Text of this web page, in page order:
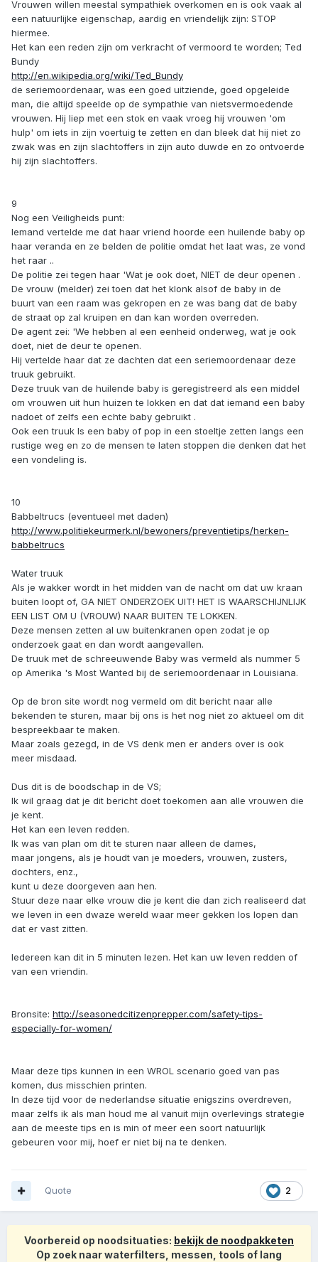
Vrouwen willen meestal sympathiek overkomen en is ook vaak al
een natuurlijke eigenschap, aardig en vriendelijk zijn: STOP
hiermee.
Het kan een reden zijn om verkracht of vermoord te worden; Ted
Bundy
http://en.wikipedia.org/wiki/Ted_Bundy
de seriemoordenaar, was een goed uitziende, goed opgeleide
man, die altijd speelde op de sympathie van nietsvermoedende
vrouwen. Hij liep met een stok en vaak vroeg hij vrouwen 'om
hulp' om iets in zijn voertuig te zetten en dan bleek dat hij niet zo
zwak was en zijn slachtoffers in zijn auto duwde en zo ontvoerde
hij zijn slachtoffers.
9
Nog een Veiligheids punt:
Iemand vertelde me dat haar vriend hoorde een huilende baby op
haar veranda en ze belden de politie omdat het laat was, ze vond
het raar ..
De politie zei tegen haar 'Wat je ook doet, NIET de deur openen .
De vrouw (melder) zei toen dat het klonk alsof de baby in de
buurt van een raam was gekropen en ze was bang dat de baby
de straat op zal kruipen en dan kan worden overreden.
De agent zei: 'We hebben al een eenheid onderweg, wat je ook
doet, niet de deur te openen.
Hij vertelde haar dat ze dachten dat een seriemoordenaar deze
truuk gebruikt.
Deze truuk van de huilende baby is geregistreerd als een middel
om vrouwen uit hun huizen te lokken en dat dat iemand een baby
nadoet of zelfs een echte baby gebruikt .
Ook een truuk Is een baby of pop in een stoeltje zetten langs een
rustige weg en zo de mensen te laten stoppen die denken dat het
een vondeling is.
10
Babbeltrucs (eventueel met daden)
http://www.politiekeurmerk.nl/bewoners/preventietips/herken-
babbeltrucs
Water truuk
Als je wakker wordt in het midden van de nacht om dat uw kraan
buiten loopt of, GA NIET ONDERZOEK UIT! HET IS WAARSCHIJNLIJK
EEN LIST OM U (VROUW) NAAR BUITEN TE LOKKEN.
Deze mensen zetten al uw buitenkranen open zodat je op
onderzoek gaat en dan wordt aangevallen.
De truuk met de schreeuwende Baby was vermeld als nummer 5
op Amerika 's Most Wanted bij de seriemoordenaar in Louisiana.
Op de bron site wordt nog vermeld om dit bericht naar alle
bekenden te sturen, maar bij ons is het nog niet zo aktueel om dit
bespreekbaar te maken.
Maar zoals gezegd, in de VS denk men er anders over is ook
meer misdaad.
Dus dit is de boodschap in de VS;
Ik wil graag dat je dit bericht doet toekomen aan alle vrouwen die
je kent.
Het kan een leven redden.
Ik was van plan om dit te sturen naar alleen de dames,
maar jongens, als je houdt van je moeders, vrouwen, zusters,
dochters, enz.,
kunt u deze doorgeven aan hen.
Stuur deze naar elke vrouw die je kent die dan zich realiseerd dat
we leven in een dwaze wereld waar meer gekken los lopen dan
dat er vast zitten.
Iedereen kan dit in 5 minuten lezen. Het kan uw leven redden of
van een vriendin.
Bronsite: http://seasonedcitizenprepper.com/safety-tips-
especially-for-women/
Maar deze tips kunnen in een WROL scenario goed van pas
komen, dus misschien printen.
In deze tijd voor de nederlandse situatie enigszins overdreven,
maar zelfs ik als man houd me al vanuit mijn overlevings strategie
aan de meeste tips en is min of meer een soort natuurlijk
gebeuren voor mij, hoef er niet bij na te denken.
2
Quote
Voorbereid op noodsituaties: bekijk de noodpakketen
Op zoek naar waterfilters, messen, tools of lang